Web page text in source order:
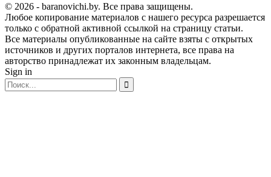
© 2026 - baranovichi.by. Все права защищены.
Любое копирование материалов с нашего ресурса разрешается
только с обратной активной ссылкой на страницу статьи.
Все материалы опубликованные на сайте взяты с открытых
источников и других порталов интернета, все права на
авторство принадлежат их законным владельцам.
Sign in